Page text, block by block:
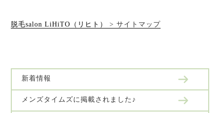
脱毛salon LiHiTO（リヒト） >サイトマップ
新着情報
メンズタイムズに掲載されました♪